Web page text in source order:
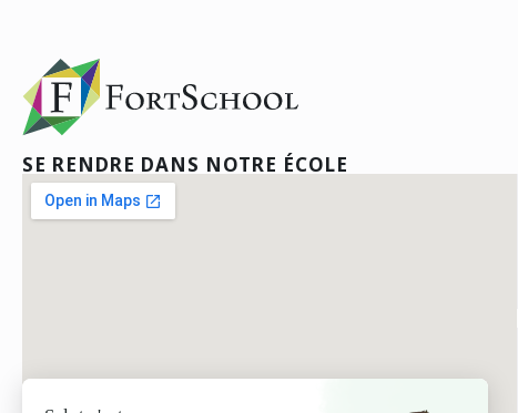
SE RENDRE DANS NOTRE ÉCOLE